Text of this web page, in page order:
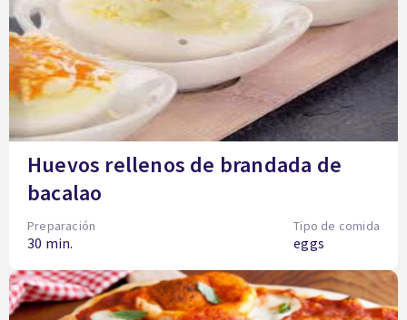
Huevos rellenos de brandada de
bacalao
Preparación
30 min.
Tipo de comida
eggs